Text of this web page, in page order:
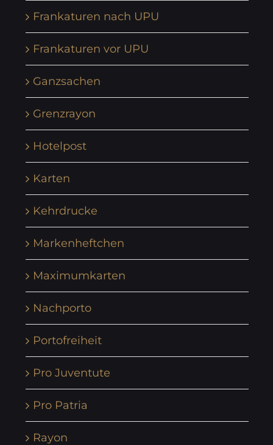
Frankaturen nach UPU
Frankaturen vor UPU
Ganzsachen
Grenzrayon
Hotelpost
Karten
Kehrdrucke
Markenheftchen
Maximumkarten
Nachporto
Portofreiheit
Pro Juventute
Pro Patria
Rayon